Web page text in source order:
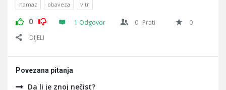
namaz obaveza vitr
0 1 Odgovor 0 Prati
0
DIJELI
Povezana pitanja
Da li je znoj nečist?